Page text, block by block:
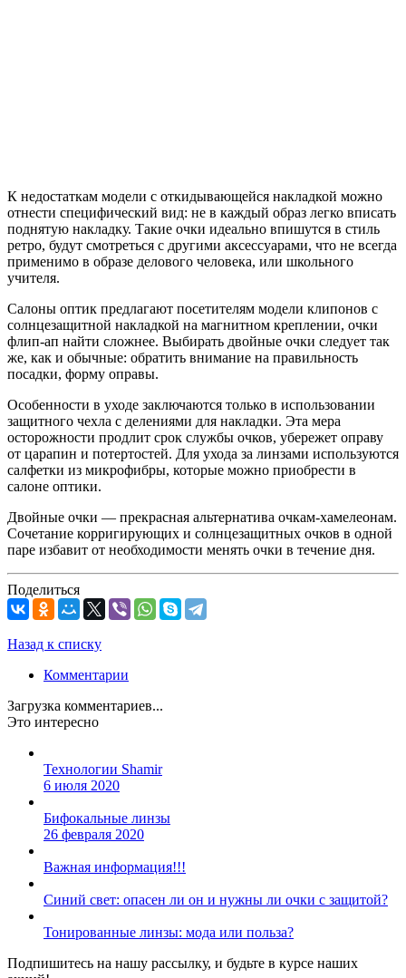
К недостаткам модели с откидывающейся накладкой можно
отнести специфический вид: не в каждый образ легко вписать
поднятую накладку. Такие очки идеально впишутся в стиль
ретро, будут смотреться с другими аксессуарами, что не всегда
применимо в образе делового человека, или школьного
учителя.
Салоны оптик предлагают посетителям модели клипонов с
солнцезащитной накладкой на магнитном креплении, очки
флип-ап найти сложнее. Выбирать двойные очки следует так
же, как и обычные: обратить внимание на правильность
посадки, форму оправы.
Особенности в уходе заключаются только в использовании
защитного чехла с делениями для накладки. Эта мера
осторожности продлит срок службы очков, убережет оправу
от царапин и потертостей. Для ухода за линзами используются
салфетки из микрофибры, которые можно приобрести в
салоне оптики.
Двойные очки — прекрасная альтернатива очкам-хамелеонам.
Сочетание корригирующих и солнцезащитных очков в одной
паре избавит от необходимости менять очки в течение дня.
Поделиться
Назад к списку
Комментарии
Загрузка комментариев...
Это интересно
Технологии Shamir
6 июля 2020
Бифокальные линзы
26 февраля 2020
Важная информация!!!
Синий свет: опасен ли он и нужны ли очки с защитой?
Тонированные линзы: мода или польза?
Подпишитесь на нашу рассылку, и будьте в курсе наших